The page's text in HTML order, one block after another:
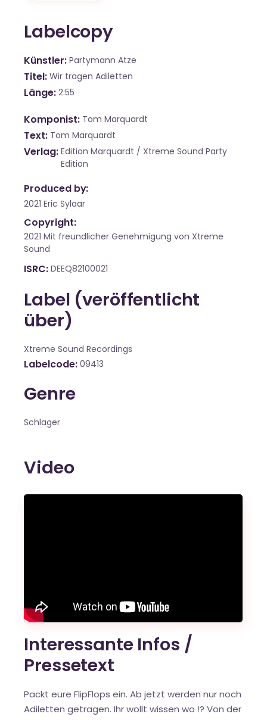
Labelcopy
Künstler Partymann Atze
Titel Wir tragen Adiletten
Länge 2:55
Komponist Tom Marquardt
Text Tom Marquardt
Verlag Edition Marquardt / Xtreme Sound Party
Edition
Produced by:
2021 Eric Sylaar
Copyright:
2021 Mit freundlicher Genehmigung von Xtreme
Sound
ISRC DEEQ82100021
Label (veröffentlicht
über)
Xtreme Sound Recordings
Labelcode 09413
Genre
Schlager
Video
Interessante Infos /
Pressetext
Packt eure FlipFlops ein. Ab jetzt werden nur noch
Adiletten getragen. Ihr wollt wissen wo !? Von der